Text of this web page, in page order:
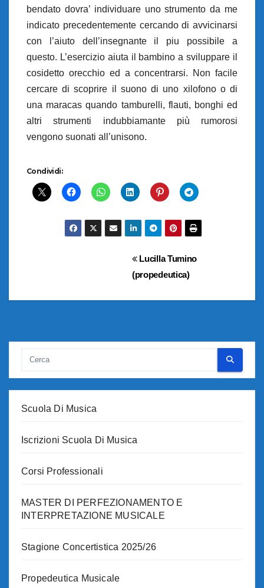
bendato dovra’ individuare uno strumento da me
indicato precedentemente cercando di avvicinarsi
con l’aiuto dell’insegnante il piu possibile a
questo. L’esercizio aiuta il bambino a sviluppare il
cosidetto orecchio ed a concentrarsi. Non facile
cercare di scoprire il suono di uno xilofono o di
una maracas quando tamburelli, flauti, bonghi ed
altri strumenti indubbiamante più rumorosi
vengono suonati all’unisono.
Condividi:
NavigazioneLucilla Tumino
(propedeutica)
Scuola Di Musica
Iscrizioni Scuola Di Musica
Corsi Professionali
MASTER DI PERFEZIONAMENTO E
INTERPRETAZIONE MUSICALE
Stagione Concertistica 2025/26
Propedeutica Musicale